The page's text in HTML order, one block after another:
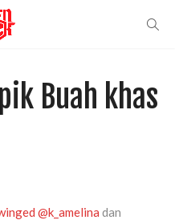
Buah khas
@k_amelina dan